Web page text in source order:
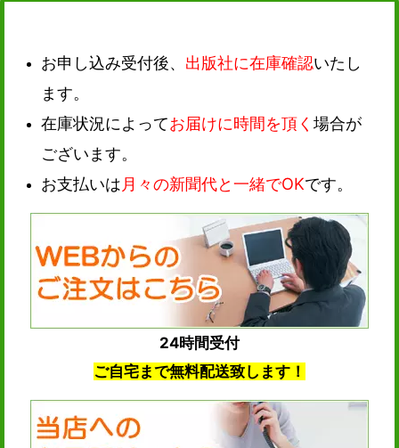
お申し込み受付後、 出版社に在庫確認いたし
ます。
在庫状況によってお届けに時間を頂く 場合が
ございます。
お支払いは 月々の新聞代と一緒でOKです。
24時間受付
ご自宅まで無料配送致します！